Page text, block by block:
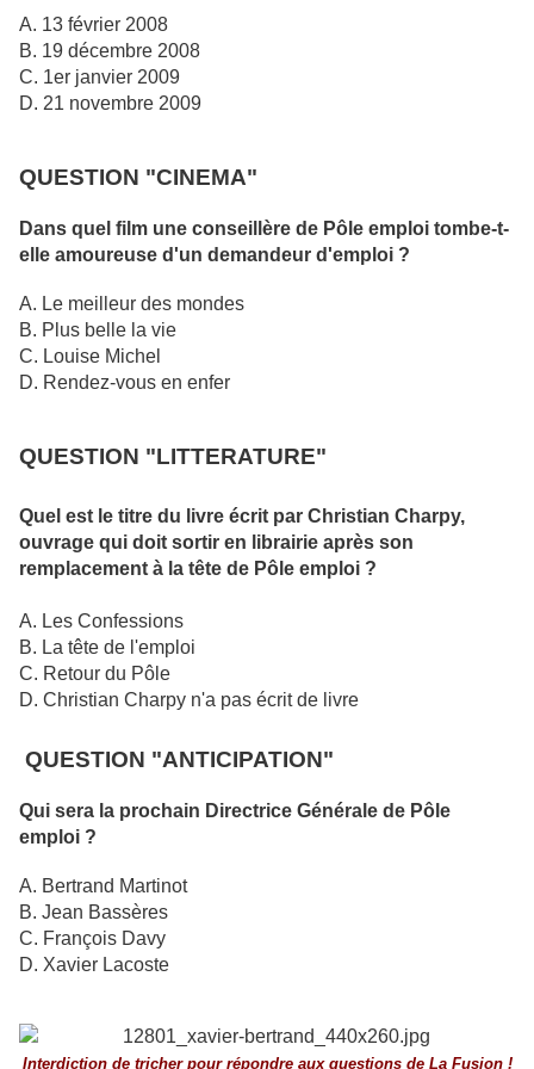
A. 13 février 2008
B. 19 décembre 2008
C. 1er janvier 2009
D. 21 novembre 2009
QUESTION "CINEMA"
Dans quel film une conseillère de Pôle emploi tombe-t-
elle amoureuse d'un demandeur d'emploi ?
A. Le meilleur des mondes
B. Plus belle la vie
C. Louise Michel
D. Rendez-vous en enfer
QUESTION "LITTERATURE"
Quel est le titre du livre écrit par Christian Charpy,
ouvrage qui doit sortir en librairie après son
remplacement à la tête de Pôle emploi ?
A. Les Confessions
B. La tête de l'emploi
C. Retour du Pôle
D. Christian Charpy n'a pas écrit de livre
QUESTION "ANTICIPATION"
Qui sera la prochain Directrice Générale de Pôle
emploi ?
A. Bertrand Martinot
B. Jean Bassères
C. François Davy
D. Xavier Lacoste
Interdiction de tricher pour répondre aux questions de La Fusion !